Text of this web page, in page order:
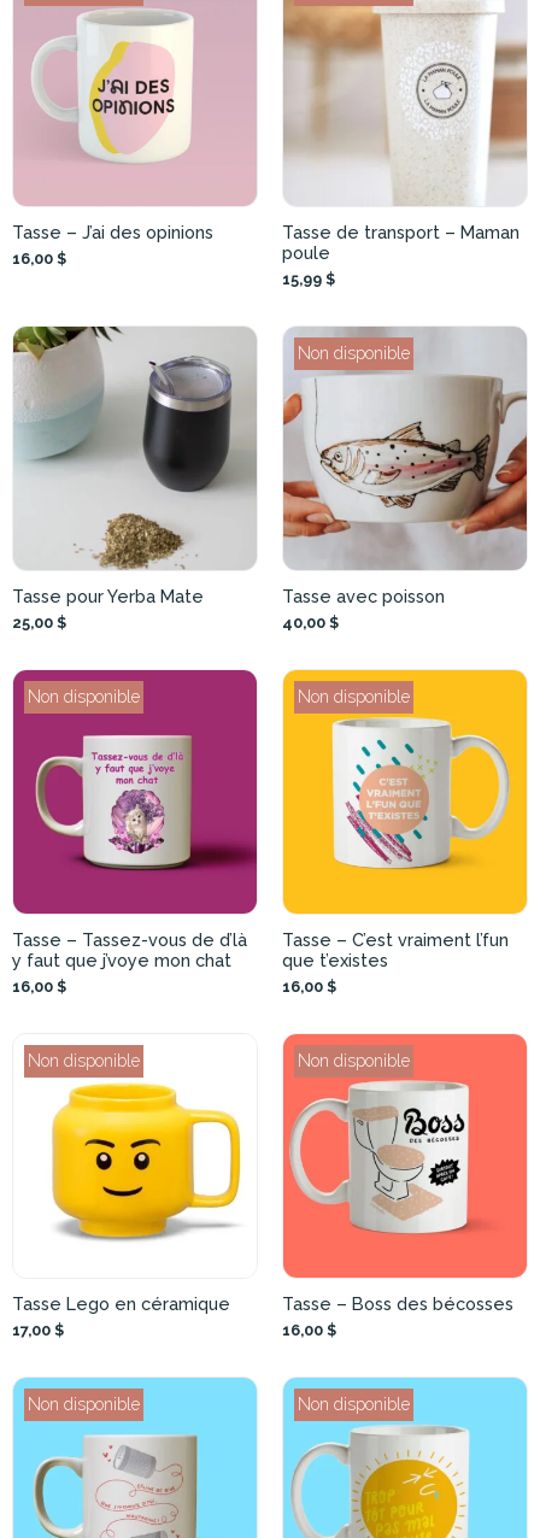
Tasse – J’ai des opinions
16,00 $
Tasse de transport – Maman
poule
15,99 $
Tasse pour Yerba Mate
25,00 $
Non disponible
Tasse avec poisson
40,00 $
Non disponible
Tasse – Tassez-vous de d’là
y faut que j’voye mon chat
16,00 $
Non disponible
Tasse – C’est vraiment l’fun
que t’existes
16,00 $
Non disponible
Tasse Lego en céramique
17,00 $
Non disponible
Tasse – Boss des bécosses
16,00 $
Non disponible Non disponible